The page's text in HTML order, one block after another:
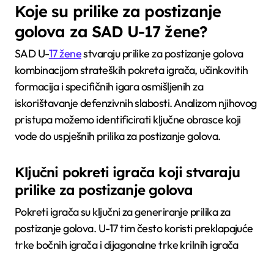
Koje su prilike za postizanje
golova za SAD U-17 žene?
SAD U-17 ženestvaraju prilike za postizanje golova
kombinacijom strateških pokreta igrača, učinkovitih
formacija i specifičnih igara osmišljenih za
iskorištavanje defenzivnih slabosti. Analizom njihovog
pristupa možemo identificirati ključne obrasce koji
vode do uspješnih prilika za postizanje golova.
Ključni pokreti igrača koji stvaraju
prilike za postizanje golova
Pokreti igrača su ključni za generiranje prilika za
postizanje golova. U-17 tim često koristi preklapajuće
trke bočnih igrača i dijagonalne trke krilnih igrača